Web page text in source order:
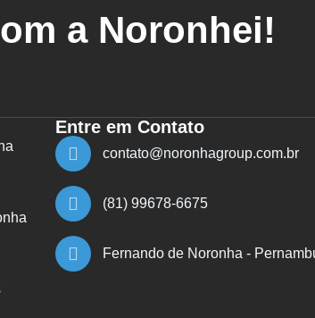
a Noronhei!
Entre em Contato
contato@noronhagroup.com.br
(81) 99678-6675
Fernando de Noronha -